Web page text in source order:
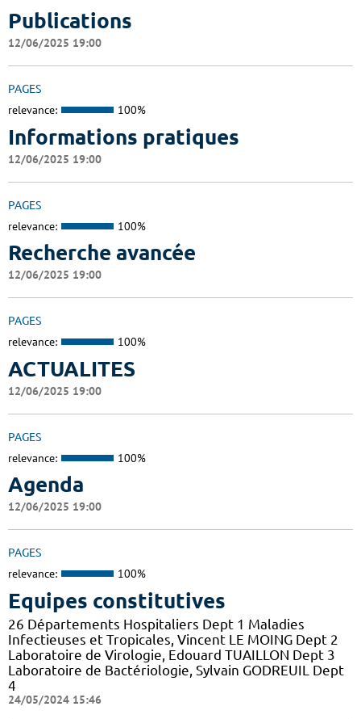
Publications
12/06/2025 19:00
PAGES
relevance: 100%
Informations pratiques
12/06/2025 19:00
PAGES
relevance: 100%
Recherche avancée
12/06/2025 19:00
PAGES
relevance: 100%
ACTUALITES
12/06/2025 19:00
PAGES
relevance: 100%
Agenda
12/06/2025 19:00
PAGES
relevance: 100%
Equipes constitutives
26 Départements Hospitaliers Dept 1 Maladies
Infectieuses et Tropicales, Vincent LE MOING Dept 2
Laboratoire de Virologie, Edouard TUAILLON Dept 3
Laboratoire de Bactériologie, Sylvain GODREUIL Dept
4
24/05/2024 15:46